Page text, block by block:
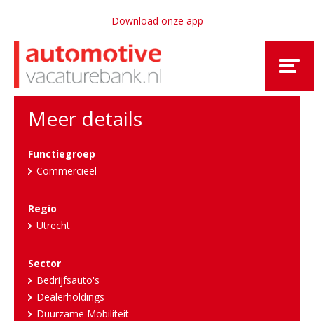
Download onze app
Meer details
Functiegroep
Commercieel
Regio
Utrecht
Sector
Bedrijfsauto's
Dealerholdings
Duurzame Mobiliteit